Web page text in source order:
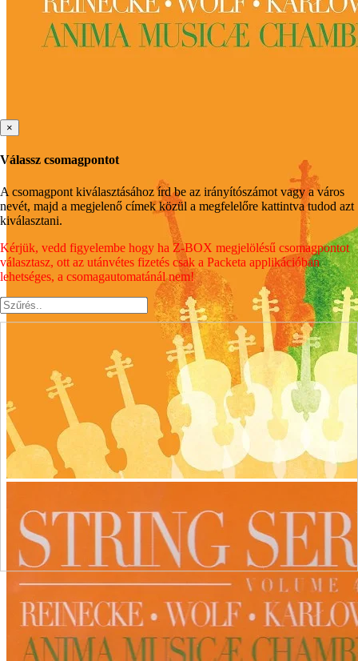
×
Válassz csomagpontot
A csomagpont kiválasztásához írd be az irányítószámot vagy a város
nevét, majd a megjelenő címek közül a megfelelőre kattintva tudod azt
kiválasztani.
Kérjük, vedd figyelembe hogy ha Z-BOX megjelölésű csomagpontot
választasz, ott az utánvétes fizetés csak a Packeta applikációban
lehetséges, a csomagautomatánál nem!